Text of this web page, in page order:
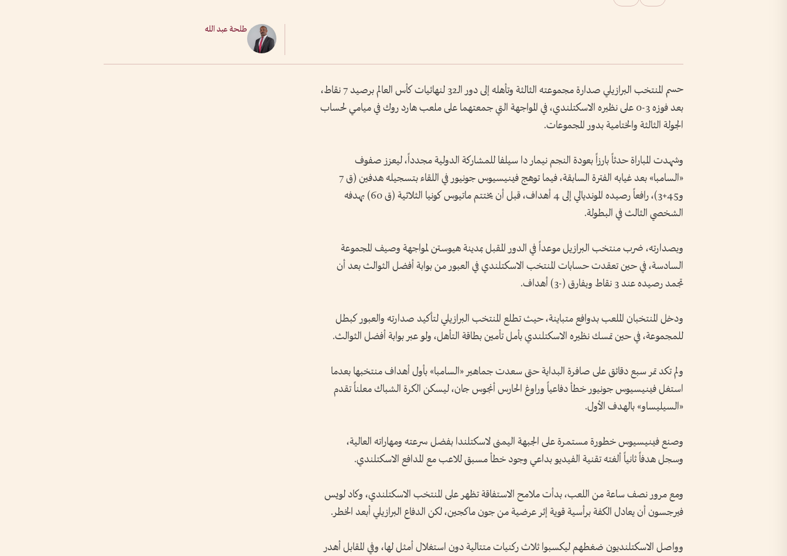
طلحة عبد الله
حسم المنتخب البرازيلي صدارة مجموعته الثالثة وتأهله إلى دور الـ32 لنهائيات كأس العالم برصيد 7 نقاط،
بعد فوزه 3-0 على نظيره الاسكتلندي، في المواجهة التي جمعتهما على ملعب هارد روك في ميامي لحساب
الجولة الثالثة والختامية بدور المجموعات.
وشهدت المباراة حدثاً بارزاً بعودة النجم نيمار دا سيلفا للمشاركة الدولية مجدداً، ليعزز صفوف
«السامبا» بعد غيابه الفترة السابقة، فيما توهج فينيسيوس جونيور في اللقاء بتسجيله هدفين (ق 7
و45+3)، رافعاً رصيده المونديالي إلى 4 أهداف، قبل أن يختتم ماتيوس كونيا الثلاثية (ق 60) بهدفه
الشخصي الثالث في البطولة.
وبصدارته، ضرب منتخب البرازيل موعداً في الدور المقبل بمدينة هيوستن لمواجهة وصيف المجموعة
السادسة، في حين تعقدت حسابات المنتخب الاسكتلندي في العبور من بوابة أفضل الثوالث بعد أن
تجمد رصيده عند 3 نقاط وبفارق (-3) أهداف.
ودخل المنتخبان الملعب بدوافع متباينة، حيث تطلع المنتخب البرازيلي لتأكيد صدارته والعبور كبطل
للمجموعة، في حين تمسك نظيره الاسكتلندي بأمل تأمين بطاقة التأهل، ولو عبر بوابة أفضل الثوالث.
ولم تكد تمر سبع دقائق على صافرة البداية حتى سعدت جماهير «السامبا» بأول أهداف منتخبها بعدما
استغل فينيسيوس جونيور خطأ دفاعياً وراوغ الحارس أنجوس جان، ليسكن الكرة الشباك معلناً تقدم
«السيليساو» بالهدف الأول.
وصنع فينيسيوس خطورة مستمرة على الجبهة اليمنى لاسكتلندا بفضل سرعته ومهاراته العالية،
وسجل هدفاً ثانياً ألغته تقنية الفيديو بداعي وجود خطأ مسبق للاعب مع المدافع الاسكتلندي.
ومع مرور نصف ساعة من اللعب، بدأت ملامح الاستفاقة تظهر على المنتخب الاسكتلندي، وكاد لويس
فيرجسون أن يعادل الكفة برأسية قوية إثر عرضية من جون ماكجين، لكن الدفاع البرازيلي أبعد الخطر.
وواصل الاسكتلنديون ضغطهم ليكسبوا ثلاث ركنيات متتالية دون استغلال أمثل لها، وفي المقابل أهدر